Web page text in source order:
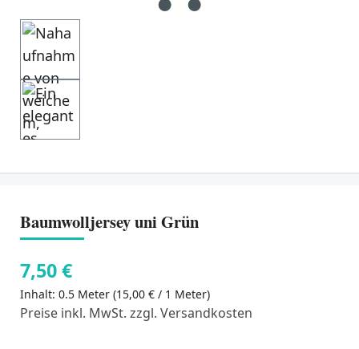
Baumwolljersey uni Grün
7,50 €
Inhalt: 0.5 Meter (15,00 € / 1 Meter)
Preise inkl. MwSt. zzgl. Versandkosten